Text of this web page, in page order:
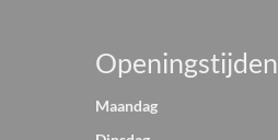
Openingstijden
Maandag